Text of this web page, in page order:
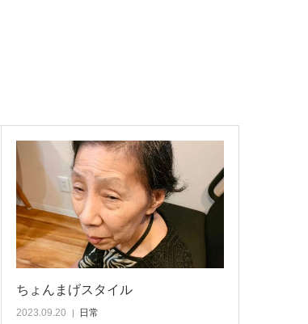
ちょんまげスタイル
2023.09.20 日常